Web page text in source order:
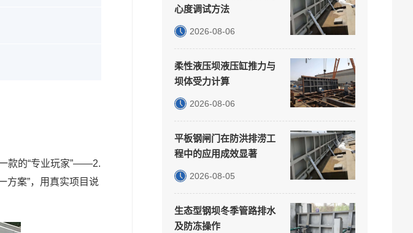
款的“专业玩家”——2.
方案”，用真实项目说
心度调试方法
2026-08-06
柔性液压坝液压缸推力与
坝体受力计算
2026-08-06
平板钢闸门在防洪排涝工
程中的应用成效显著
2026-08-05
生态型钢坝冬季管路排水
及防冻操作